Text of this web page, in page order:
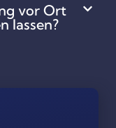
vor Ort
lassen?